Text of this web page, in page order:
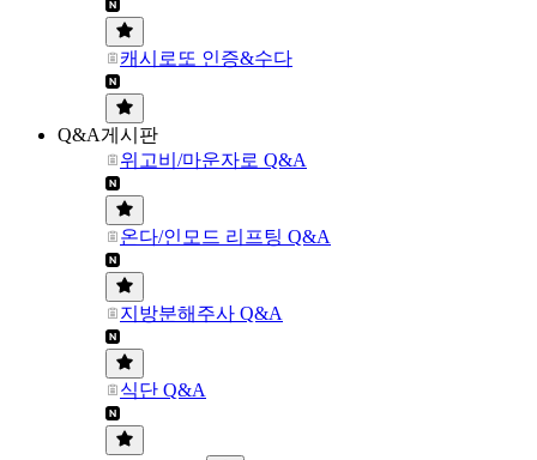
캐시로또 인증&수다
Q&A게시판
위고비/마운자로 Q&A
온다/인모드 리프팅 Q&A
지방분해주사 Q&A
식단 Q&A